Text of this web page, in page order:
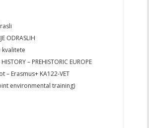
ODRASLIH
kvalitete
– PREHISTORIC EUROPE
– Erasmus+ KA122-VET
environmental training)